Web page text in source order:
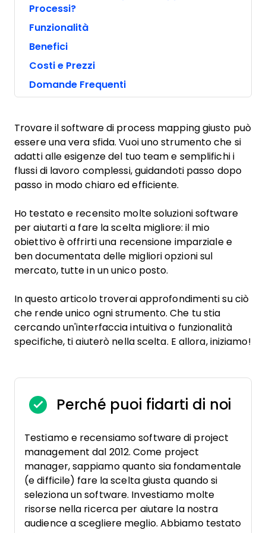
Processi?
Funzionalità
Benefici
Costi e Prezzi
Domande Frequenti
Trovare il software di process mapping giusto può
essere una vera sfida. Vuoi uno strumento che si
adatti alle esigenze del tuo team e semplifichi i
flussi di lavoro complessi, guidandoti passo dopo
passo in modo chiaro ed efficiente.
Ho testato e recensito molte soluzioni software
per aiutarti a fare la scelta migliore: il mio
obiettivo è offrirti una recensione imparziale e
ben documentata delle migliori opzioni sul
mercato, tutte in un unico posto.
In questo articolo troverai approfondimenti su ciò
che rende unico ogni strumento. Che tu stia
cercando un'interfaccia intuitiva o funzionalità
specifiche, ti aiuterò nella scelta. E allora, iniziamo!
Perché puoi fidarti di noi
Testiamo e recensiamo software di project
management dal 2012. Come project
manager, sappiamo quanto sia fondamentale
(e difficile) fare la scelta giusta quando si
seleziona un software. Investiamo molte
risorse nella ricerca per aiutare la nostra
audience a scegliere meglio. Abbiamo testato